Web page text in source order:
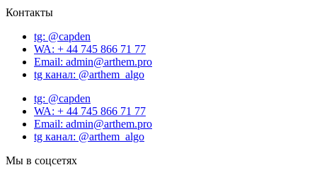
Контакты
tg: @capden
WA: + 44 745 866 71 77
Email: admin@arthem.pro
tg канал: @arthem_algo
tg: @capden
WA: + 44 745 866 71 77
Email: admin@arthem.pro
tg канал: @arthem_algo
Мы в соцсетях